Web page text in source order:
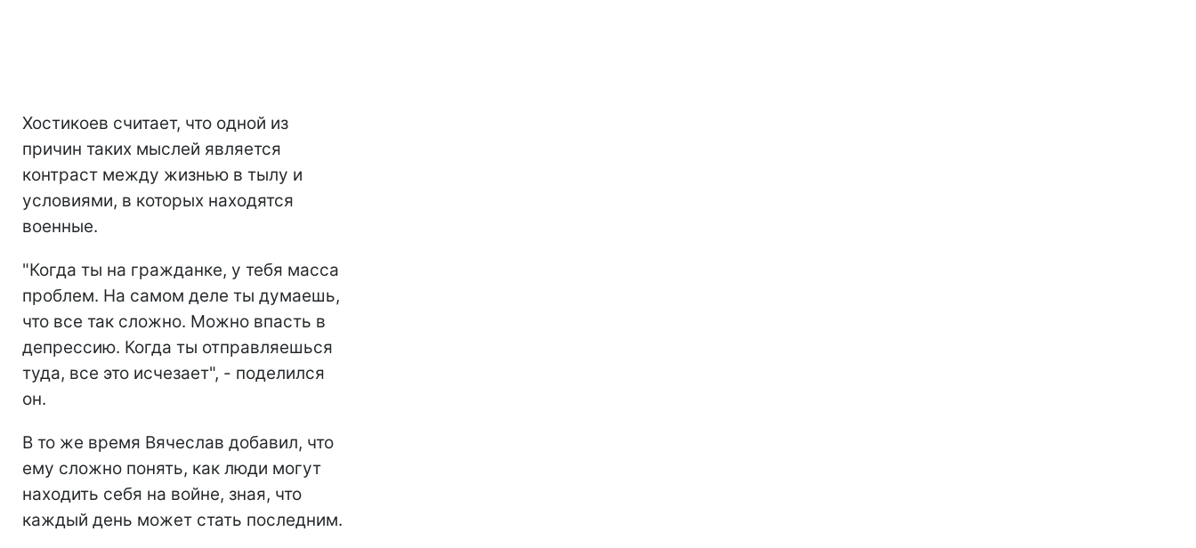
Хостикоев считает, что одной из
причин таких мыслей является
контраст между жизнью в тылу и
условиями, в которых находятся
военные.
"Когда ты на гражданке, у тебя масса
проблем. На самом деле ты думаешь,
что все так сложно. Можно впасть в
депрессию. Когда ты отправляешься
туда, все это исчезает", - поделился
он.
В то же время Вячеслав добавил, что
ему сложно понять, как люди могут
находить себя на войне, зная, что
каждый день может стать последним.